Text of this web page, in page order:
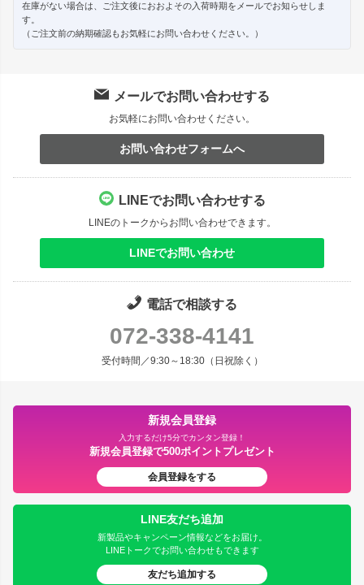
在庫がない場合は、ご注文後におおよその入荷時期をメールでお知らせしま
す。
（ご注文前の納期確認もお気軽にお問い合わせください。）
メールでお問い合わせする
お気軽にお問い合わせください。
お問い合わせフォームへ
LINEでお問い合わせする
LINEのトークからお問い合わせできます。
LINEでお問い合わせ
電話で相談する
072-338-4141
受付時間／9:30～18:30（日祝除く）
新規会員登録
入力するだけ5分でカンタン登録！
新規会員登録で500ポイントプレゼント
会員登録をする
LINE友だち追加
新製品やキャンペーン情報などをお届け。
LINEトークでお問い合わせもできます
友だち追加する